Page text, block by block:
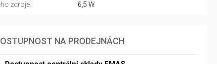
zdroje.: 6,5 W
NA PRODEJNÁCH